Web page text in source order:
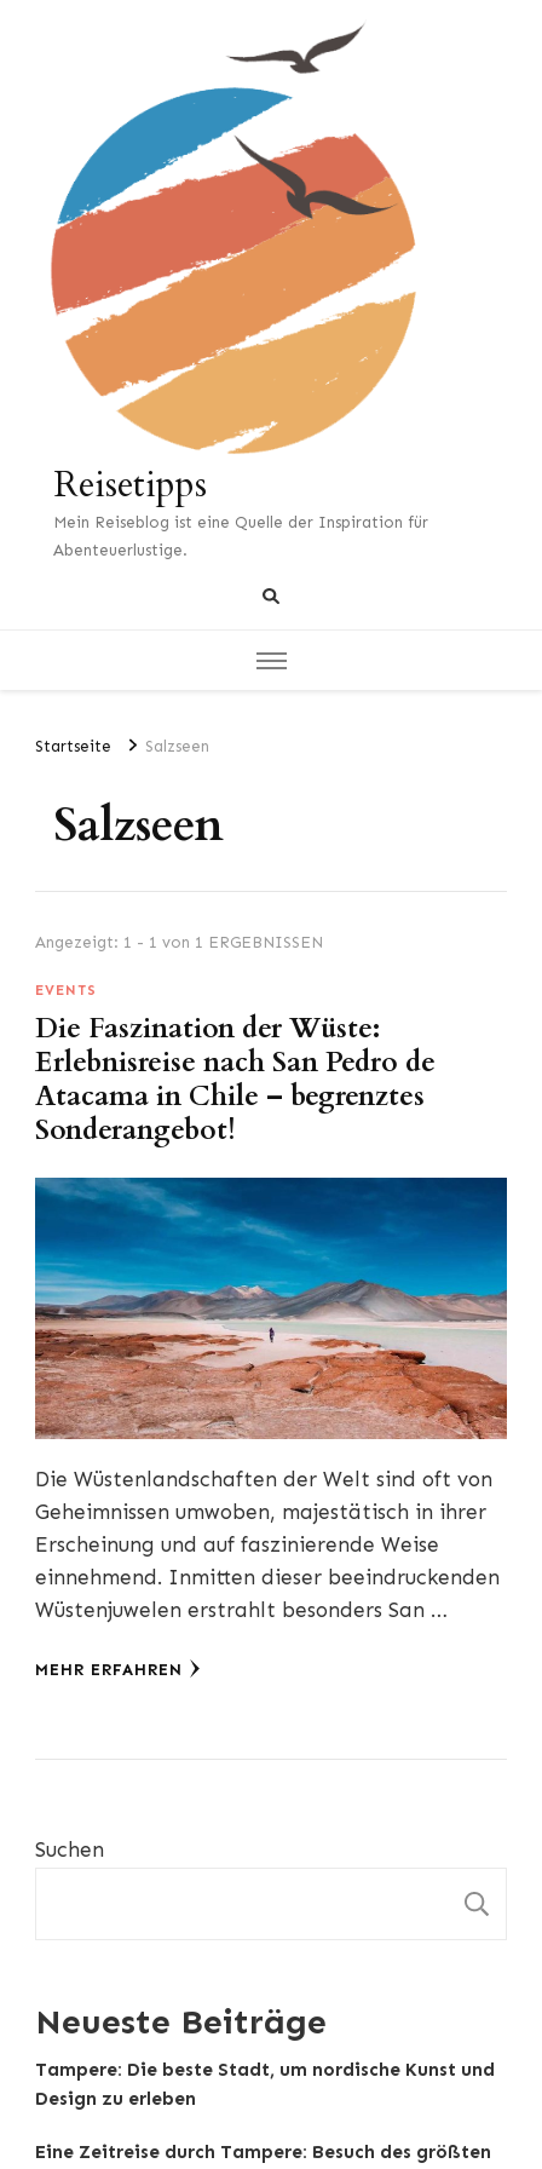
Reisetipps
Mein Reiseblog ist eine Quelle der Inspiration für
Abenteuerlustige.
Startseite Salzseen
Salzseen
Angezeigt: 1 - 1 von 1 ERGEBNISSEN
EVENTS
Die Faszination der Wüste:
Erlebnisreise nach San Pedro de
Atacama in Chile – begrenztes
Sonderangebot!
Die Wüstenlandschaften der Welt sind oft von
Geheimnissen umwoben, majestätisch in ihrer
Erscheinung und auf faszinierende Weise
einnehmend. Inmitten dieser beeindruckenden
Wüstenjuwelen erstrahlt besonders San …
MEHR ERFAHREN
Suchen
Neueste Beiträge
Tampere: Die beste Stadt, um nordische Kunst und
Design zu erleben
Eine Zeitreise durch Tampere: Besuch des größten